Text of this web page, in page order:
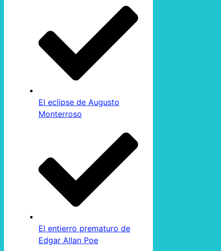
El eclipse de Augusto
Monterroso
El entierro prematuro de
Edgar Allan Poe